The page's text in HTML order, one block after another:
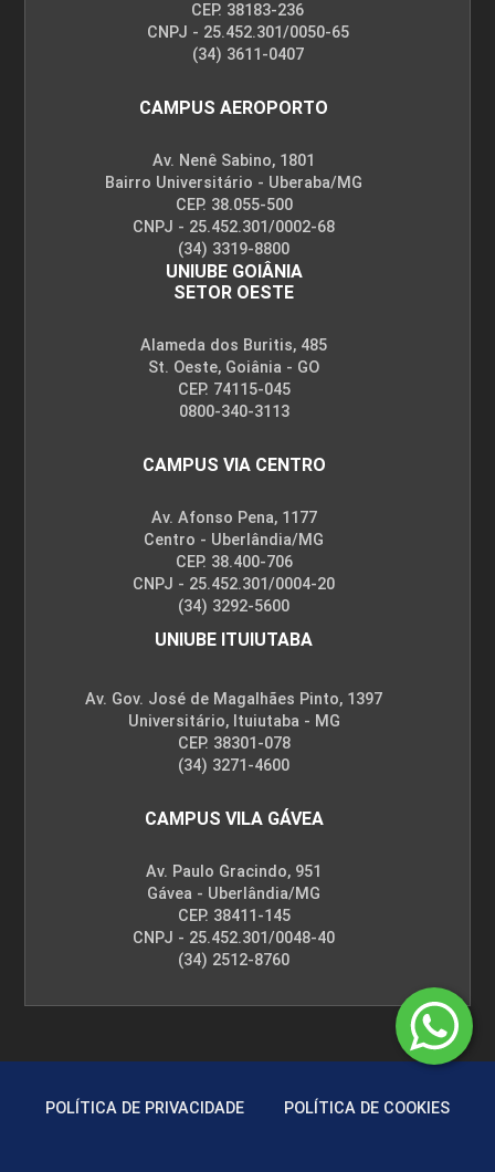
EXPRESSÃO GRÁFICA
48
FELICIDADE E BEM-ESTAR
126
APLICAÇÕES
96
FILOSOFIA LEAN DE GESTÃO
96
CEP. 38183-236
CNPJ - 25.452.301/0050-65
(34) 3611-0407
CAMPUS AEROPORTO
Av. Nenê Sabino, 1801
Bairro Universitário - Uberaba/MG
CEP. 38.055-500
CNPJ - 25.452.301/0002-68
(34) 3319-8800
UNIUBE GOIÂNIA
SETOR OESTE
Alameda dos Buritis, 485
St. Oeste, Goiânia - GO
CEP. 74115-045
0800-340-3113
CAMPUS VIA CENTRO
Av. Afonso Pena, 1177
Centro - Uberlândia/MG
CEP. 38.400-706
CNPJ - 25.452.301/0004-20
(34) 3292-5600
UNIUBE ITUIUTABA
Av. Gov. José de Magalhães Pinto, 1397
Universitário, Ituiutaba - MG
CEP. 38301-078
(34) 3271-4600
CAMPUS VILA GÁVEA
Av. Paulo Gracindo, 951
Gávea - Uberlândia/MG
CEP. 38411-145
CNPJ - 25.452.301/0048-40
(34) 2512-8760
POLÍTICA DE PRIVACIDADE POLÍTICA DE COOKIES